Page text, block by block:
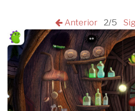
Anterior 2/5